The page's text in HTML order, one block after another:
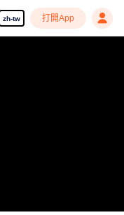
zh-tw 打開App